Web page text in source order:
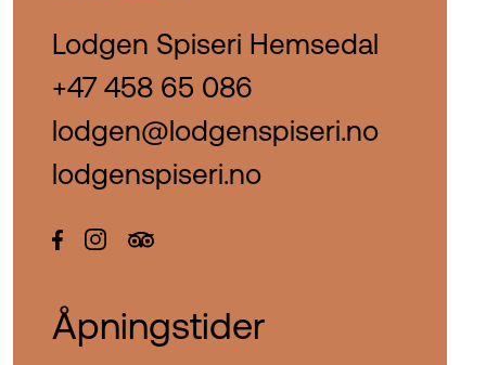
Lodgen Spiseri Hemsedal
+47 458 65 086
lodgen@lodgenspiseri.no
lodgenspiseri.no
Åpningstider